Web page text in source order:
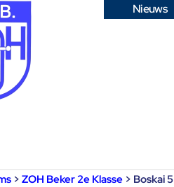
Nieuws
> ZOH Beker 2e Klasse > Boskai 5